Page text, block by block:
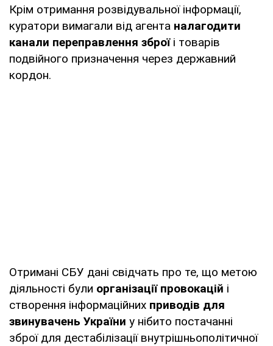
Крім отримання розвідувальної інформації,
куратори вимагали від агента налагодити
канали переправлення зброїі товарів
подвійного призначення через державний
кордон.
Отримані СБУ дані свідчать про те, що метою
діяльності були організації провокацій і
створення інформаційних приводів для
звинувачень України у нібито постачанні
зброї для дестабілізації внутрішньополітичної